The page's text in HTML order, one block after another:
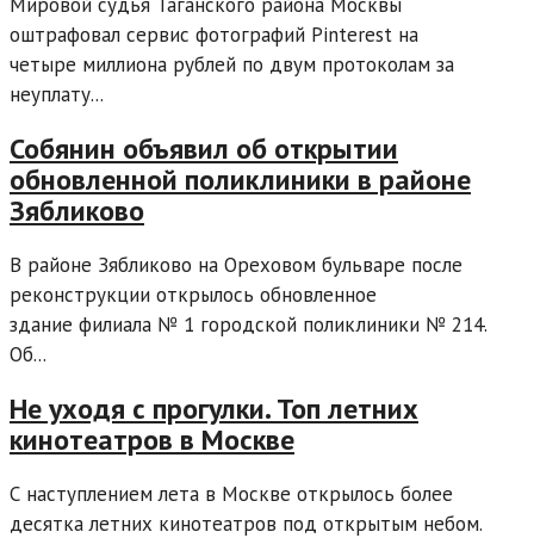
оштрафовал сервис фотографий Pinterest на
четыре миллиона рублей по двум протоколам за
неуплату...
Собянин объявил об открытии
обновленной поликлиники в районе
Зябликово
В районе Зябликово на Ореховом бульваре после
реконструкции открылось обновленное
здание филиала № 1 городской поликлиники № 214.
Об...
Не уходя с прогулки. Топ летних
кинотеатров в Москве
С наступлением лета в Москве открылось более
десятка летних кинотеатров под открытым небом.